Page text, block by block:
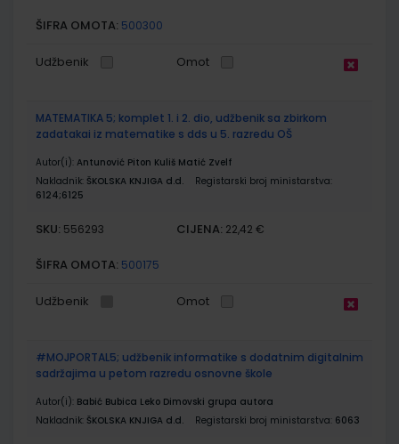
ŠIFRA OMOTA: 500300
Udžbenik Omot
MATEMATIKA 5; komplet 1. i 2. dio, udžbenik sa zbirkom
zadatakai iz matematike s dds u 5. razredu OŠ
Autor(i): Antunović Piton Kuliš Matić Zvelf
Nakladnik: ŠKOLSKA KNJIGA d.d.
Registarski broj ministarstva:
6124;6125
SKU: 556293 CIJENA: 22,42 €
ŠIFRA OMOTA: 500175
Udžbenik Omot
#MOJPORTAL5; udžbenik informatike s dodatnim digitalnim
sadržajima u petom razredu osnovne škole
Autor(i): Babić Bubica Leko Dimovski grupa autora
Nakladnik: ŠKOLSKA KNJIGA d.d. Registarski broj ministarstva: 6063